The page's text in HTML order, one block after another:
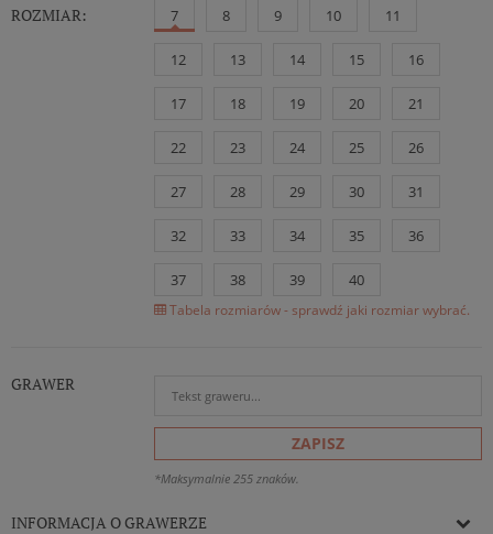
ROZMIAR: 7 8 9 10 11
12 13 14 15 16
17 18 19 20 21
22 23 24 25 26
27 28 29 30 31
32 33 34 35 36
37 38 39 40
Tabela rozmiarów - sprawdź jaki rozmiar wybrać.
GRAWER
ZAPISZ
*Maksymalnie 255 znaków.
INFORMACJA O GRAWERZE